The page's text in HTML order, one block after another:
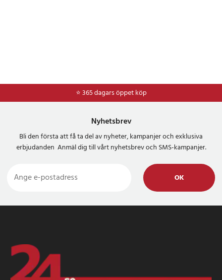
⭐ 365 dagars öppet köp
⭐Frakt 49kr *
Nyhetsbrev
Bli den första att få ta del av nyheter, kampanjer och exklusiva
erbjudanden Anmäl dig till vårt nyhetsbrev och SMS-kampanjer.
OK